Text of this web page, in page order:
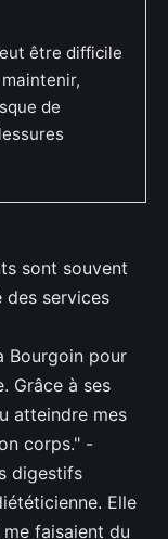
être difficile
de
sont souvent
des services
Bourgoin pour
Grâce à ses
atteindre mes
corps." -
digestifs
Elle
faisaient du